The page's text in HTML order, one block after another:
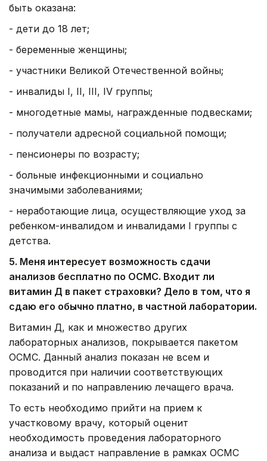
быть оказана:
- дети до 18 лет;
- беременные женщины;
- участники Великой Отечественной войны;
- инвалиды I, II, III, IV группы;
- многодетные мамы, награжденные подвесками;
- получатели адресной социальной помощи;
- пенсионеры по возрасту;
- больные инфекционными и социально
значимыми заболеваниями;
- неработающие лица, осуществляющие уход за
ребенком-инвалидом и инвалидами I группы с
детства.
5. Меня интересует возможность сдачи
анализов бесплатно по ОСМС. Входит ли
витамин Д в пакет страховки? Дело в том, что я
сдаю его обычно платно, в частной лаборатории.
Витамин Д, как и множество других
лабораторных анализов, покрывается пакетом
ОСМС. Данный анализ показан не всем и
проводится при наличии соответствующих
показаний и по направлению лечащего врача.
То есть необходимо прийти на прием к
участковому врачу, который оценит
необходимость проведения лабораторного
анализа и выдаст направление в рамках ОСМС